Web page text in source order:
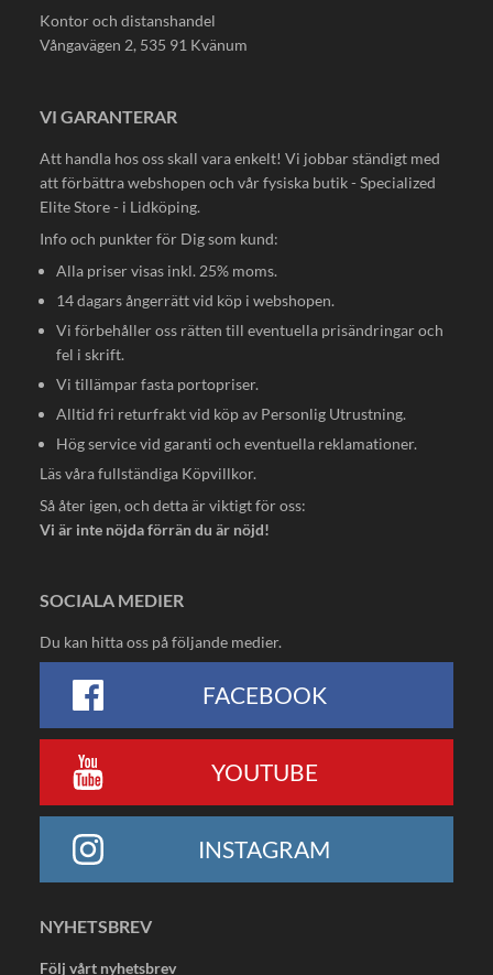
Kontor och distanshandel
Vångavägen 2, 535 91 Kvänum
VI GARANTERAR
Att handla hos oss skall vara enkelt! Vi jobbar ständigt med
att förbättra webshopen och vår fysiska butik - Specialized
Elite Store - i Lidköping.
Info och punkter för Dig som kund:
Alla priser visas inkl. 25% moms.
14 dagars ångerrätt vid köp i webshopen.
Vi förbehåller oss rätten till eventuella prisändringar och
fel i skrift.
Vi tillämpar fasta portopriser.
Alltid fri returfrakt vid köp av Personlig Utrustning.
Hög service vid garanti och eventuella reklamationer.
Läs våra fullständiga Köpvillkor.
Så åter igen, och detta är viktigt för oss:
Vi är inte nöjda förrän du är nöjd!
SOCIALA MEDIER
Du kan hitta oss på följande medier.
FACEBOOK
YOUTUBE
INSTAGRAM
NYHETSBREV
Följ vårt nyhetsbrev